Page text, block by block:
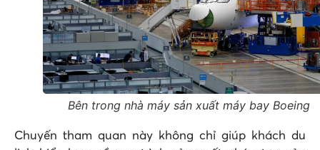
Bên trong nhà máy sản xuất máy bay Boeing
Chuyến tham quan này không chỉ giúp khách du